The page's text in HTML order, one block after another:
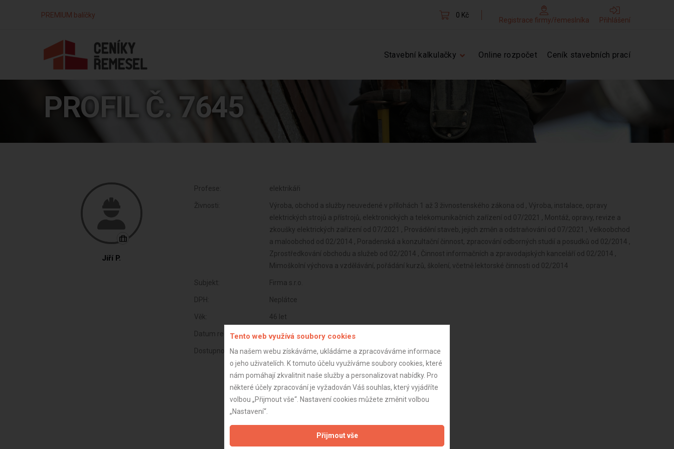
PREMIUM balíčky 0 Kč
Registrace firmy/řemeslníka Přihlášení
Stavební kalkulačky Online rozpočet Ceník stavebních prací
PROFIL Č. 7645
Jiří P.
Profese: elektrikáři
Živnosti:
Výroba, obchod a služby neuvedené v přílohách 1 až 3 živnostenského zákona od , Výroba, instalace, opravy
elektrických strojů a přístrojů, elektronických a telekomunikačních zařízení od 07/2021 , Montáž, opravy, revize a
zkoušky elektrických zařízení od 07/2021 , Provádění staveb, jejich změn a odstraňování od 07/2021 , Velkoobchod
a maloobchod od 02/2014 , Poradenská a konzultační činnost, zpracování odborných studií a posudků od 02/2014 ,
Zprostředkování obchodu a služeb od 02/2014 , Činnost informačních a zpravodajských kanceláří od 02/2014 ,
Mimoškolní výchova a vzdělávání, pořádání kurzů, školení, včetně lektorské činnosti od 02/2014
Subjekt: Firma s.r.o.
DPH: Neplátce
Věk: 46 let
Datum registrace: 25.12.2024
Dostupnost:
Tento web využívá soubory cookies
Na našem webu získáváme, ukládáme a zpracováváme informace
o jeho uživatelích. K tomuto účelu využíváme soubory cookies, které
nám pomáhají zkvalitnit naše služby a personalizovat nabídky. Pro
některé účely zpracování je vyžadován Váš souhlas, který vyjádříte
volbou „Přijmout vše“. Nastavení cookies můžete změnit volbou
„Nastavení“.
Přijmout vše